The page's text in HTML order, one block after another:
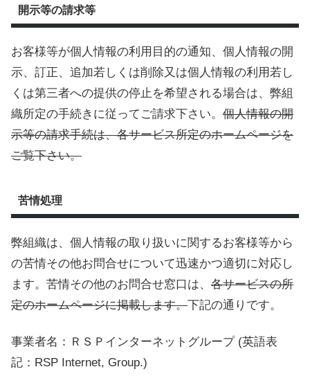
開示等の請求等
お客様等が個人情報の利用目的の通知、個人情報の開
示、訂正、追加若しくは削除又は個人情報の利用若し
くは第三者への提供の停止を希望される場合は、弊組
織所定の手続きに従ってご請求下さい。 個人情報の開
示等の請求手続は、各サービス所定のホームページを
ご覧下さい。
苦情処理
弊組織は、個人情報の取り扱いに関するお客様等から
の苦情その他お問合せについて迅速かつ適切に対応し
ます。苦情その他のお問合せ窓口は、 各サービスの所
定のホームページに掲載します。下記の通りです。
事業者名：ＲＳＰインターネットグループ (英語表
記：RSP Internet, Group.)